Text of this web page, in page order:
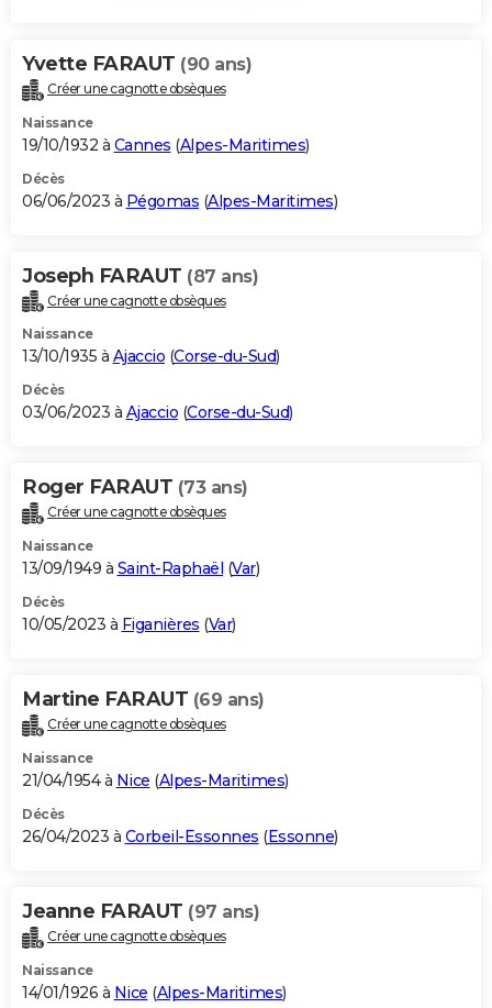
Yvette FARAUT (90 ans)
Créer une cagnotte obsèques
Naissance
19/10/1932 à Cannes (Alpes-Maritimes)
Décès
06/06/2023 à Pégomas (Alpes-Maritimes)
Joseph FARAUT (87 ans)
Créer une cagnotte obsèques
Naissance
13/10/1935 à Ajaccio (Corse-du-Sud)
Décès
03/06/2023 à Ajaccio (Corse-du-Sud)
Roger FARAUT (73 ans)
Créer une cagnotte obsèques
Naissance
13/09/1949 à Saint-Raphaël (Var)
Décès
10/05/2023 à Figanières (Var)
Martine FARAUT (69 ans)
Créer une cagnotte obsèques
Naissance
21/04/1954 à Nice (Alpes-Maritimes)
Décès
26/04/2023 à Corbeil-Essonnes (Essonne)
Jeanne FARAUT (97 ans)
Créer une cagnotte obsèques
Naissance
14/01/1926 à Nice (Alpes-Maritimes)